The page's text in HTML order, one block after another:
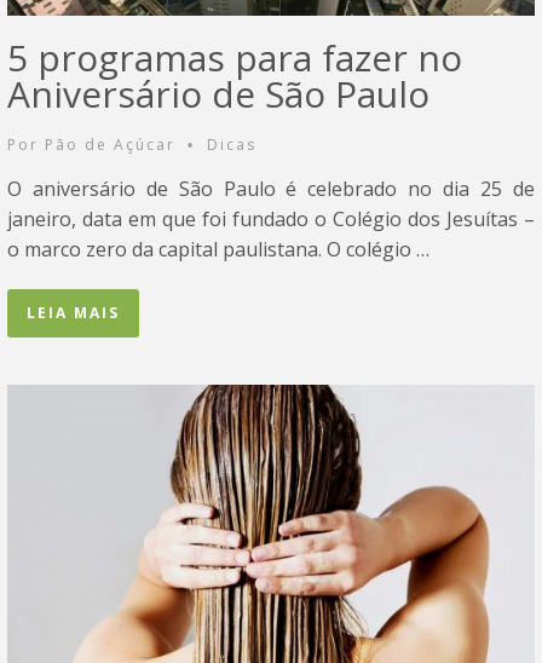
5 programas para fazer no
Aniversário de São Paulo
Por Pão de Açúcar • Dicas
O aniversário de São Paulo é celebrado no dia 25 de
janeiro, data em que foi fundado o Colégio dos Jesuítas –
o marco zero da capital paulistana. O colégio …
LEIA MAIS